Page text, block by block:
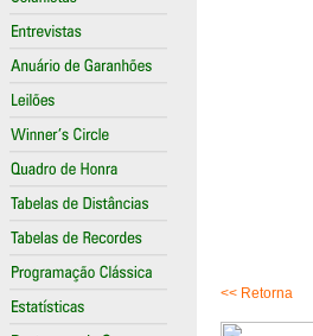
<< Retorna